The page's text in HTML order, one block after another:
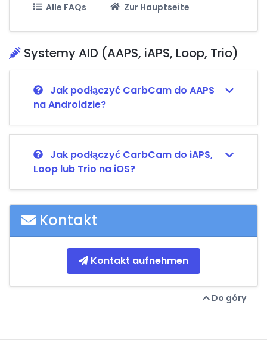
Alle FAQs Zur Hauptseite
Systemy AID (AAPS, iAPS, Loop, Trio)
Jak podłączyć CarbCam do AAPS
na Androidzie?
Jak podłączyć CarbCam do iAPS,
Loop lub Trio na iOS?
Kontakt
Kontakt aufnehmen
Do góry